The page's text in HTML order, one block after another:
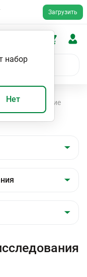
Загрузить
набор
Нет